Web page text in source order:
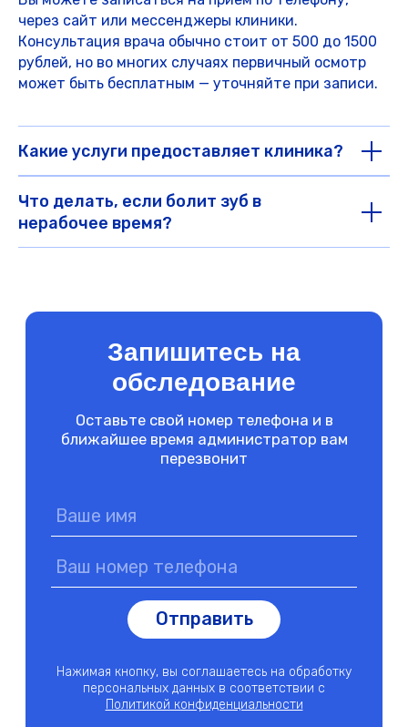
через сайт или мессенджеры клиники.
Консультация врача обычно стоит от 500 до 1500
рублей, но во многих случаях первичный осмотр
может быть бесплатным — уточняйте при записи.
Какие услуги предоставляет клиника?
Что делать, если болит зуб в
нерабочее время?